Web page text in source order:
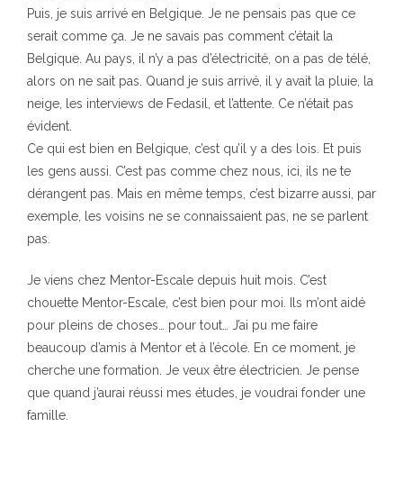
Puis, je suis arrivé en Belgique. Je ne pensais pas que ce
serait comme ça. Je ne savais pas comment c’était la
Belgique. Au pays, il n’y a pas d’électricité, on a pas de télé,
alors on ne sait pas. Quand je suis arrivé, il y avait la pluie, la
neige, les interviews de Fedasil, et l’attente. Ce n’était pas
évident.
Ce qui est bien en Belgique, c’est qu’il y a des lois. Et puis
les gens aussi. C’est pas comme chez nous, ici, ils ne te
dérangent pas. Mais en même temps, c’est bizarre aussi, par
exemple, les voisins ne se connaissaient pas, ne se parlent
pas.
Je viens chez Mentor-Escale depuis huit mois. C’est
chouette Mentor-Escale, c’est bien pour moi. Ils m’ont aidé
pour pleins de choses… pour tout… J’ai pu me faire
beaucoup d’amis à Mentor et à l’école. En ce moment, je
cherche une formation. Je veux être électricien. Je pense
que quand j’aurai réussi mes études, je voudrai fonder une
famille.